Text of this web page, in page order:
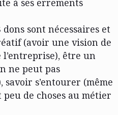
à ses errements
sont nécessaires et
(avoir une vision de
l’entreprise), être un
ne peut pas
s’entourer (même
de choses au métier